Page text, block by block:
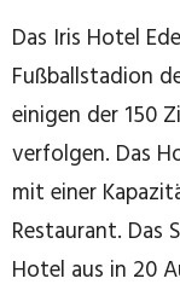
Das Iris Hotel
Fußballstadion
einigen der 150
verfolgen. Das
mit einer
Restaurant. Das
Hotel aus in 20